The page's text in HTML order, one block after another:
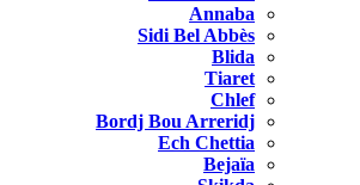
Annaba
Sidi Bel Abbès
Blida
Tiaret
Chlef
Bordj Bou Arreridj
Ech Chettia
Bejaïa